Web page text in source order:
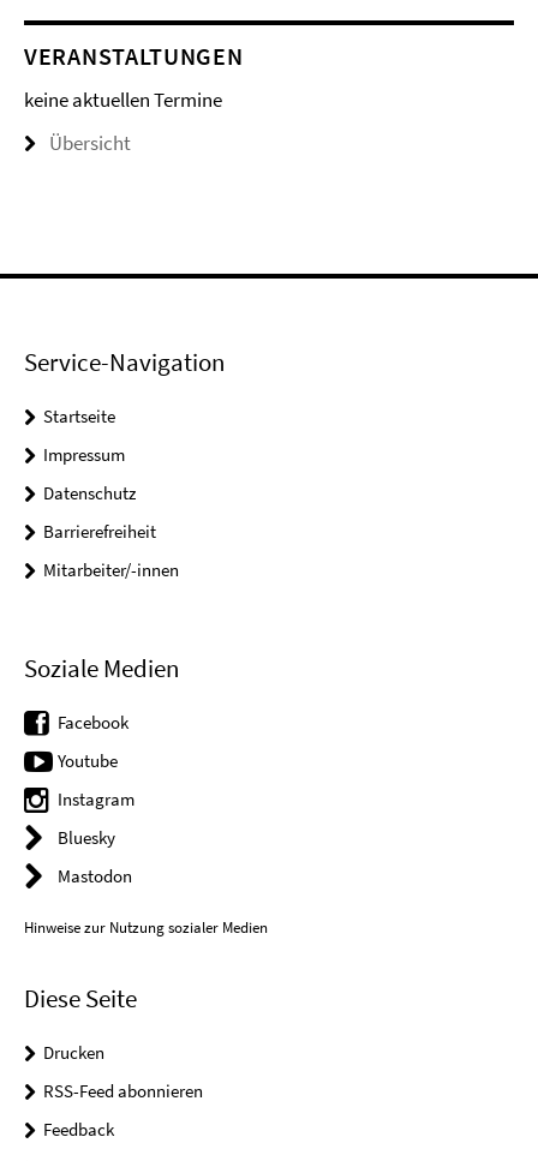
VERANSTALTUNGEN
keine aktuellen Termine
Übersicht
Service-Navigation
Startseite
Impressum
Datenschutz
Barrierefreiheit
Mitarbeiter/-innen
Soziale Medien
Facebook
Youtube
Instagram
Bluesky
Mastodon
Hinweise zur Nutzung sozialer Medien
Diese Seite
Drucken
RSS-Feed abonnieren
Feedback